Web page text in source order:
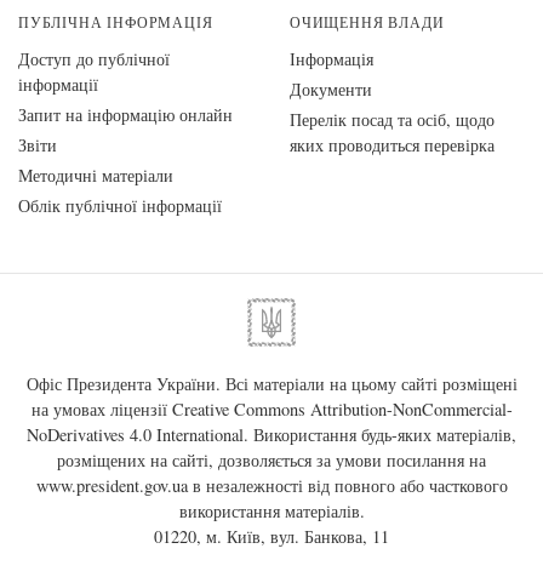
ПУБЛІЧНА ІНФОРМАЦІЯ
Доступ до публічної
інформації
Запит на інформацію онлайн
Звіти
Методичні матеріали
Облік публічної інформації
ОЧИЩЕННЯ ВЛАДИ
Інформація
Документи
Перелік посад та осіб, щодо
яких проводиться перевірка
Офіс Президента України. Всі матеріали на цьому сайті розміщені
на умовах ліцензії Creative Commons Attribution-NonCommercial-
NoDerivatives 4.0 International. Використання будь-яких матеріалів,
розміщених на сайті, дозволяється за умови посилання на
www.president.gov.uaв незалежності від повного або часткового
використання матеріалів.
01220, м. Київ, вул. Банкова, 11